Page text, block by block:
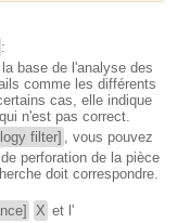
:
base de l'analyse des
comme les différents
cas, elle indique
n'est pas correct.
filter] , vous pouvez
perforation de la pièce
doit correspondre.
X et l'